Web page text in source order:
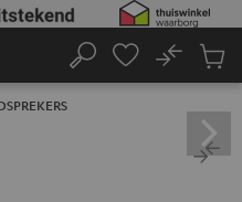
Zoeken
No